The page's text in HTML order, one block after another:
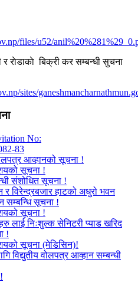
files/u52/
राेडाकाे बिक्री कर सम्बन्धी सुचना
sites/
No:
83
आव्हानको सूचना !
सूचना !
संशोधित सूचना !
विरेन्द्रबजार हाटको अधुरो भवन
सम्बन्धि सूचना !
सूचना !
लाई निःशुल्क सेनिटरी प्याड खरिद
!
सूचना (मेडिसिन)!
विद्युतीय वोलपत्र आव्हान सम्बन्धी